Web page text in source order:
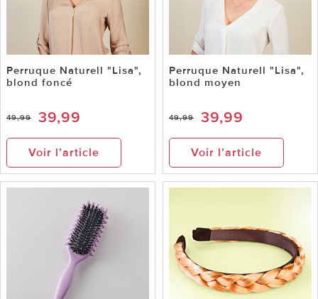
Perruque Naturell "Lisa",
blond foncé
49,99 39,99
Voir l’article
Perruque Naturell "Lisa",
blond moyen
49,99 39,99
Voir l’article